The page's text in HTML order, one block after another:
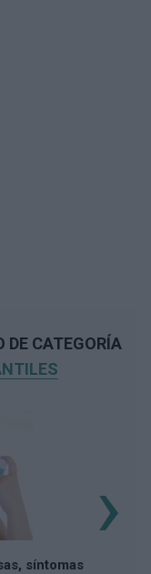
DE CATEGORÍA
síntomas
›